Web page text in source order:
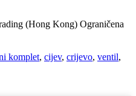
(Hong Kong) Ograničena
komplet, cijev, crijevo, ventil,